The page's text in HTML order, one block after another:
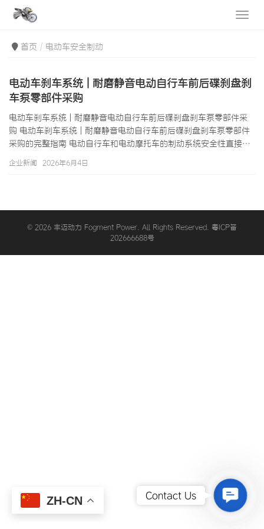
首页 电动车安全制动
电动车刹车系统 | 耐磨静音电动自行车前后碟刹盘刹
车泵零部件采购
电动车刹车系统 | 耐磨静音电动自行车前后碟刹盘刹车泵零部件采
购 电动车刹车系统 | 耐磨静音电动自行车前后碟刹盘刹车泵零部件
采购的完整指南 电动自行车和电动摩托车的制动系统安全性直接关
最本质特征。在东南亚城市街道的复杂交通环境中——穿梭于汽车
统的性能问题往往在事故发生前难以被察觉，这使得许多骑手低估
了其重要性，也为从事电动…
企业新闻 2026年6月4日
© 2026 丰迈动力 Fogment Power. All Rights Reserved. 粤ICP备
202666688号
ZH-CN
Contact
Contact Us